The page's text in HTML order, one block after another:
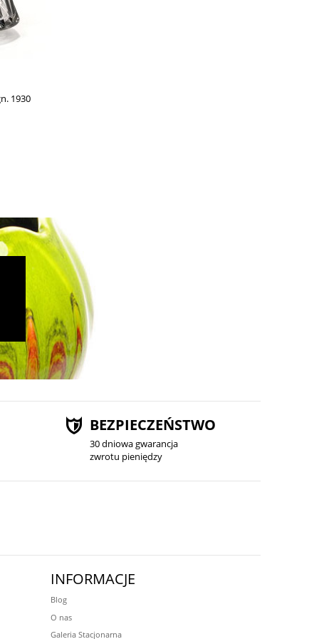
1930
BEZPIECZEŃSTWO
30 dniowa gwarancja
zwrotu pieniędzy
INFORMACJE
Blog
O nas
Galeria Stacjonarna